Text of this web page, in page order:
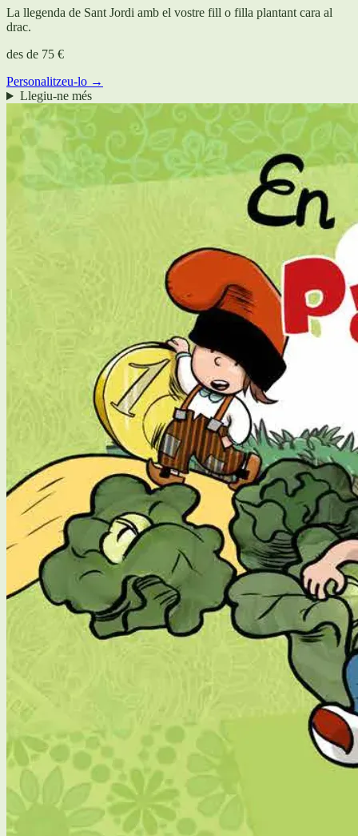
La llegenda de Sant Jordi amb el vostre fill o filla plantant cara al
drac.
des de 75 €
Personalitzeu-lo →
Llegiu-ne més